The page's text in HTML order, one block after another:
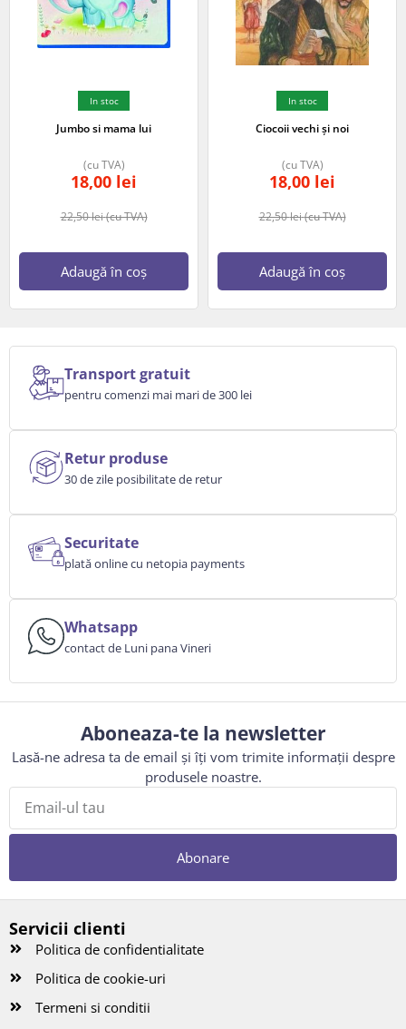
In stoc
Jumbo si mama lui
22,50lei(cu TVA)
18,00 lei
(cu TVA)
Adaugă în coș
In stoc
Ciocoii vechi și noi
22,50lei(cu TVA)
18,00 lei
(cu TVA)
Adaugă în coș
Transport gratuit
pentru comenzi mai mari de 300 lei
Retur produse
30 de zile posibilitate de retur
Securitate
plată online cu netopia payments
Whatsapp
contact de Luni pana Vineri
Aboneaza-te la newsletter
Lasă-ne adresa ta de email și îți vom trimite informații despre
produsele noastre.
Abonare
Servicii clienti
Politica de confidentialitate
Politica de cookie-uri
Termeni si conditii